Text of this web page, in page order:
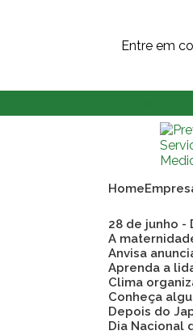
Entre em
Home
28 de junho
A
Anvisa
Aprenda a
Clima
Conheça
Depois do
Dia